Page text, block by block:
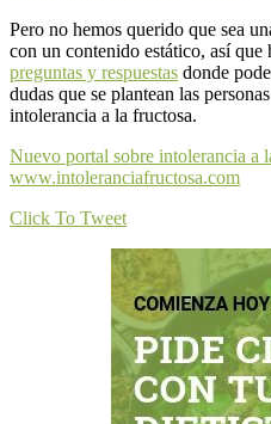
Pero no hemos querido que sea
con un contenido estático, así que
preguntas y respuestas donde
dudas que se plantean las
intolerancia a la fructosa.
Nuevo portal sobre intolerancia a
www.intoleranciafructosa.com
Click To Tweet